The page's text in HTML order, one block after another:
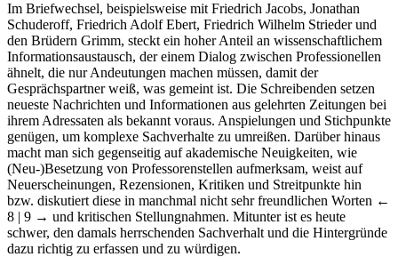
Im Briefwechsel, beispielsweise mit Friedrich Jacobs, Jonathan
Schuderoff, Friedrich Adolf Ebert, Friedrich Wilhelm Strieder und
den Brüdern Grimm, steckt ein hoher Anteil an wissenschaftlichem
Informationsaustausch, der einem Dialog zwischen Professionellen
ähnelt, die nur Andeutungen machen müssen, damit der
Gesprächspartner weiß, was gemeint ist. Die Schreibenden setzen
neueste Nachrichten und Informationen aus gelehrten Zeitungen bei
ihrem Adressaten als bekannt voraus. Anspielungen und Stichpunkte
genügen, um komplexe Sachverhalte zu umreißen. Darüber hinaus
macht man sich gegenseitig auf akademische Neuigkeiten, wie
(Neu-)Besetzung von Professorenstellen aufmerksam, weist auf
Neuerscheinungen, Rezensionen, Kritiken und Streitpunkte hin
bzw. diskutiert diese in manchmal nicht sehr freundlichen Worten ←
8 | 9 → und kritischen Stellungnahmen. Mitunter ist es heute
schwer, den damals herrschenden Sachverhalt und die Hintergründe
dazu richtig zu erfassen und zu würdigen.